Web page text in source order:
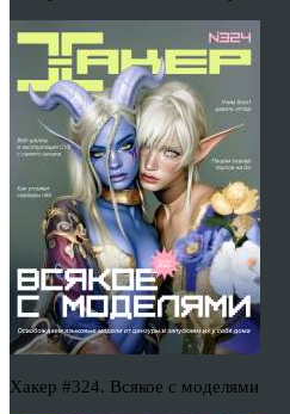
Хакер #324. Всякое с моделями